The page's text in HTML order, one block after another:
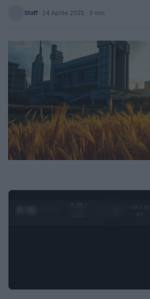
Staff · 24 Aprile 2025 · 3 min
0:28 /